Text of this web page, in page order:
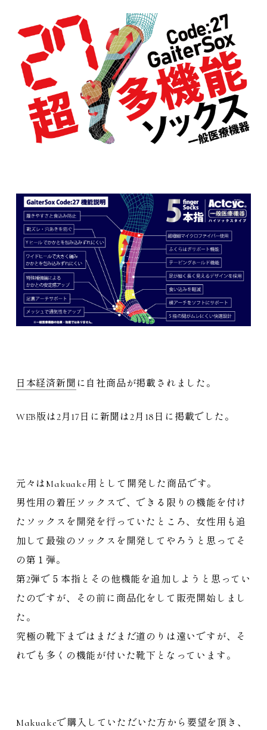
日本経済新聞 に自社商品が掲載されました。
WEB版は2月17日に新聞は2月18日に掲載でした。
元々はMakuake用として開発した商品です。
男性用の着圧ソックスで、できる限りの機能を付け
たソックスを開発を行っていたところ、女性用も追
加して最強のソックスを開発してやろうと思ってそ
の第１弾。
第2弾で５本指とその他機能を追加しようと思ってい
たのですが、その前に商品化をして販売開始しまし
た。
究極の靴下まではまだまだ道のりは遠いですが、そ
れでも多くの機能が付いた靴下となっています。
Makuakeで購入していただいた方から要望を頂き、